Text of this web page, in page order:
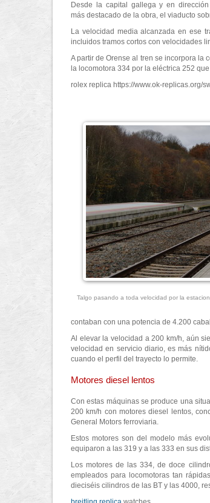
Desde la capital gallega y en
más destacado de la obra, el viaducto
La velocidad media alcanzada en ese
incluidos tramos cortos con velocidades
A partir de Orense al tren se incorpora la
la locomotora 334 por la eléctrica 252
rolex replica https://www.ok-replicas.org/
Talgo pasando a toda velocidad por la
contaban con una potencia de 4.200
Al elevar la velocidad a 200 km/h, aún
velocidad en servicio diario, es más
cuando el perfil del trayecto lo permite.
Motores diesel lentos
Con estas máquinas se produce una
200 km/h con motores diesel lentos,
General Motors ferroviaria.
Estos motores son del modelo más
equiparon a las 319 y a las 333 en sus
Los motores de las 334, de doce
empleados para locomotoras tan
dieciséis cilindros de las BT y las 4000,